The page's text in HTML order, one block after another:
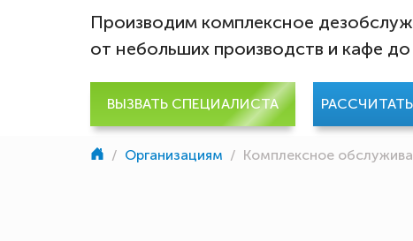
Производим комплексное
от небольших производств и кафе
ВЫЗВАТЬ СПЕЦИАЛИСТА
/ Организациям / Комплексное